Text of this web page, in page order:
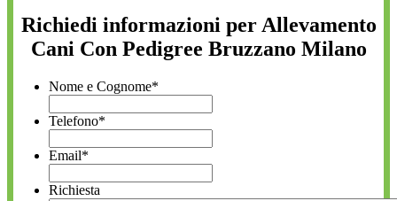
Richiedi informazioni per Allevamento
Cani Con Pedigree Bruzzano Milano
Nome e Cognome*
Telefono*
Email*
Richiesta